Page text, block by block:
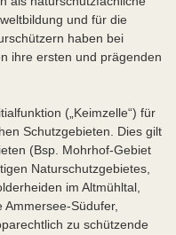
und für die
haben bei
ihre ersten und prägenden
(„Keimzelle“) für
Schutzgebieten. Dies gilt
(Bsp. Mohrhof-Gebiet
Naturschutzgebietes,
im Altmühltal,
Südufer,
zu schützende